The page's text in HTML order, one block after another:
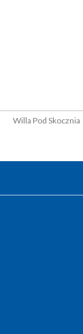
Willa Pod Skocznia